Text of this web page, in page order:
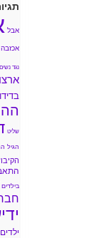
אבל
אכזבה
נגד נשים
שליט
הגיל
בילדים
ילדים